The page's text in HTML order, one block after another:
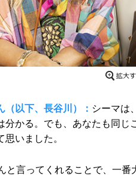
（以下、長谷川）： シーマは
分かる。でも、あなたも同
いました。
と言ってくれることで、一